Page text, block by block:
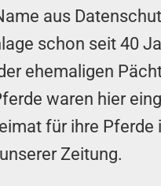
aus
schon seit 40
ehemaligen
waren hier
für ihre Pferde
Zeitung.